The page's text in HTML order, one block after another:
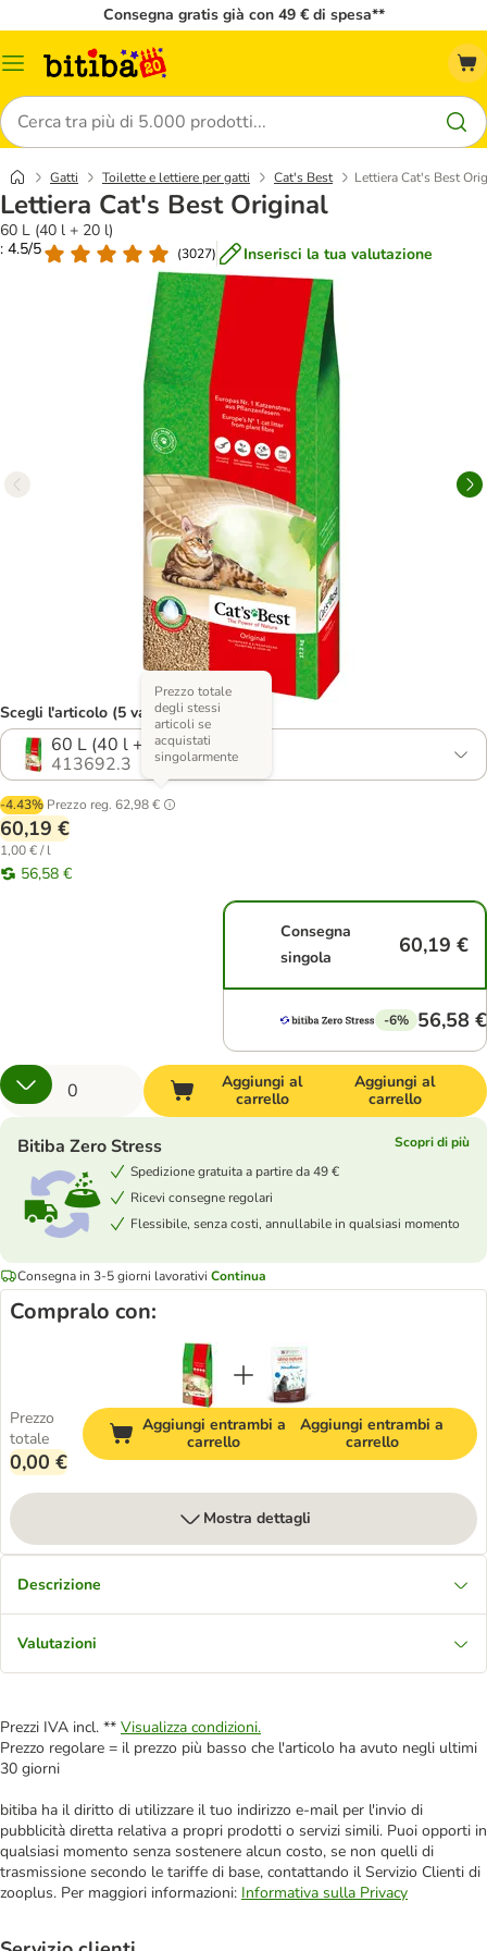
Consegna gratis già con 49 € di spesa**
Overview
Cerca
Gatti Toilette e lettiere per gatti Cat's Best Lettiera Cat's Best
Lettiera Cat's Best Original
60 L (40 l + 20 l)
: 4.5/5
(3027) Inserisci la tua valutazione
Scegli l'articolo (5 varianti)
60 L (40 l + 20 l)
413692.3
-4.43% Prezzo reg. 62,98 €
Prezzo totale
degli stessi
articoli se
acquistati
singolarmente
60,19 €
1,00 € / l
56,58 €
Consegna
singola
60,19 €
-6% 56,58 €
Aggiungi al
carrello
Aggiungi al
carrello
Bitiba Zero Stress
Scopri di più
Spedizione gratuita a partire da 49 €
Ricevi consegne regolari
Flessibile, senza costi, annullabile in qualsiasi momento
Consegna in 3-5 giorni lavorativi Continua
Compralo con:
Prezzo
totale
0,00 €
Aggiungi entrambi a
carrello
Aggiungi entrambi a
carrello
Mostra dettagli
Descrizione
Valutazioni
Prezzi IVA incl. ** Visualizza condizioni.
Prezzo regolare = il prezzo più basso che l'articolo ha avuto negli ultimi
30 giorni
bitiba ha il diritto di utilizzare il tuo indirizzo e-mail per l'invio di
pubblicità diretta relativa a propri prodotti o servizi simili. Puoi opporti in
qualsiasi momento senza sostenere alcun costo, se non quelli di
trasmissione secondo le tariffe di base, contattando il Servizio Clienti di
zooplus. Per maggiori informazioni: Informativa sulla Privacy